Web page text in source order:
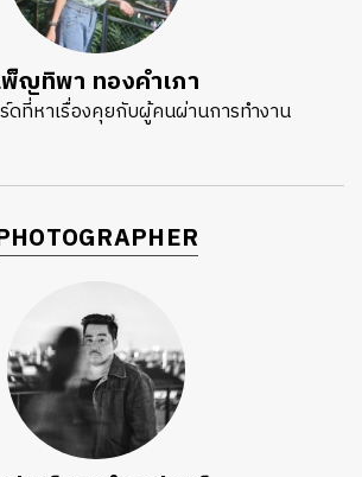
พ็ญทิพา ทองคำเภา
ดที่หาเรื่องคุยกับผู้คนผ่านการทำงาน